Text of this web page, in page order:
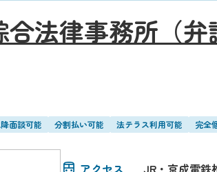
合法律事務所（弁
面談可能 分割払い可能 法テラス利用可能 完全